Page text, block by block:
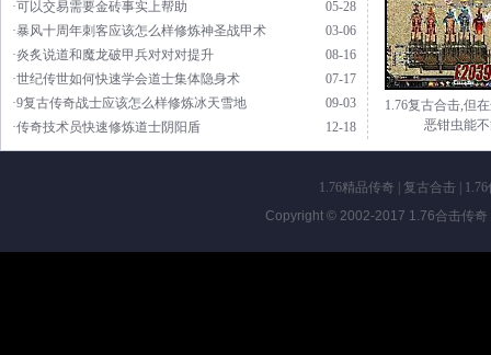
05-28
·可以交易需要金砖事实上帮助
03-06
·暴风十周年刺客应该怎么样修炼神圣战甲术
08-16
·炎炙说道和魔龙破甲兵对对对提升
07-17
·世纪传世如何快速学会道士集体隐身术
09-03
·9复古传奇战士应该怎么样修炼冰天雪地
12-18
·传奇技术员快速修炼道士阴阳盾
1.76复古合击,但
恶钳虫能
1.76精品传奇 复古合击|
Copyright © 2002-2017 1.76合击传奇